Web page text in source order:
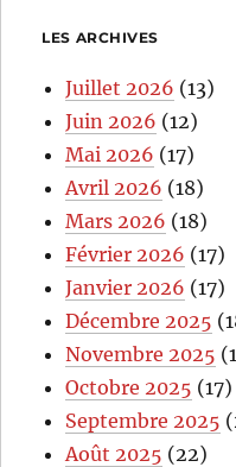
LES ARCHIVES
Juillet 2026 (13)
Juin 2026 (12)
Mai 2026 (17)
Avril 2026 (18)
Mars 2026 (18)
Février 2026 (17)
Janvier 2026 (17)
Décembre 2025
Novembre 2025
Octobre 2025 (17)
Septembre 2025
Août 2025 (22)